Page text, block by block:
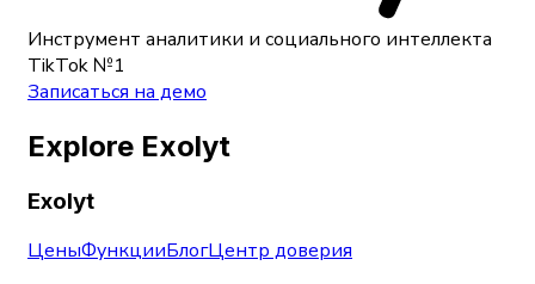
Инструмент аналитики и социального интеллекта
TikTok №1
Записаться на демо
Explore Exolyt
Exolyt
ЦеныФункцииБлогЦентр доверия